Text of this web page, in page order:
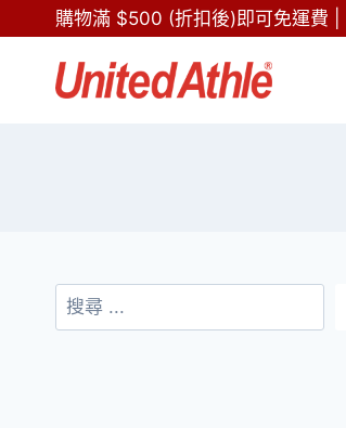
to
content
購物滿 $500 (折扣後)即可免運費
搜
尋